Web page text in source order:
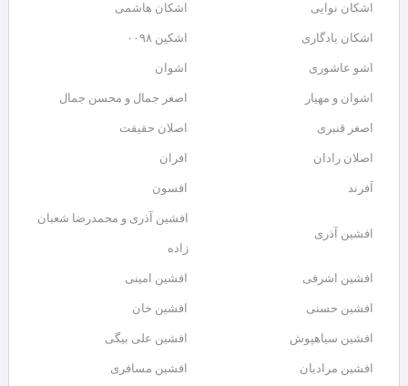
اشکان نوایی اشکان هاشمی
اشکان یادگاری اشکین ۰۰۹۸
اشو عاشوری اشوان
اشوان و مهیار اصغر جمال و محسن جمال
اصغر قنبری اصلان حقیقت
اصلان رادان افران
اَفرند افسون
افشین آذری
افشین آذری و محمدرضا شعبان
زاده
افشین اشرفی افشین امینی
افشین حسنی افشین خان
افشین سیاهپوش افشین علی بیگی
افشین مرادیان افشین مسافری